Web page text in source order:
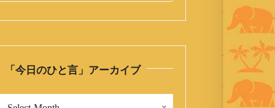
「今日のひと言」アーカイブ